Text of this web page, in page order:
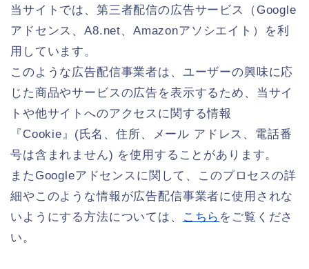
当サイトでは、第三者配信の広告サービス（Google
アドセンス、A8.net、Amazonアソシエイト）を利
用しています。
このような広告配信事業者は、ユーザーの興味に応
じた商品やサービスの広告を表示するため、当サイ
トや他サイトへのアクセスに関する情報
『Cookie』(氏名、住所、メール アドレス、電話番
号は含まれません) を使用することがあります。
またGoogleアドセンスに関して、このプロセスの詳
細やこのような情報が広告配信事業者に使用されな
いようにする方法については、
こちら をご覧くださ
い。